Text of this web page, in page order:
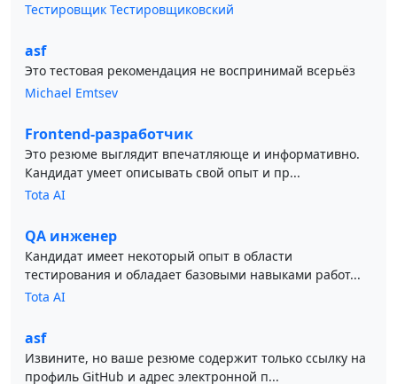
Тестировщик Тестировщиковский
asf
Это тестовая рекомендация не воспринимай всерьёз
Michael Emtsev
Frontend-разработчик
Это резюме выглядит впечатляюще и информативно.
Кандидат умеет описывать свой опыт и пр...
Tota AI
QA инженер
Кандидат имеет некоторый опыт в области
тестирования и обладает базовыми навыками работ...
Tota AI
asf
Извините, но ваше резюме содержит только ссылку на
профиль GitHub и адрес электронной п...